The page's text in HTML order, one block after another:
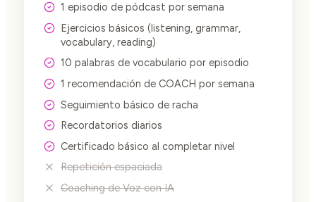
1 episodio de pódcast por semana
Ejercicios básicos (listening, grammar,
vocabulary, reading)
10 palabras de vocabulario por episodio
1 recomendación de COACH por semana
Seguimiento básico de racha
Recordatorios diarios
Certificado básico al completar nivel
Repetición espaciada
Coaching de Voz con IA